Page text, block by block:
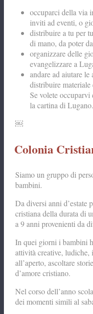
occuparci della via
inviti ad eventi, o
distribuire a tu per
di mano, da poter
organizzare delle
evangelizzare a
andare ad aiutare
distribuire
Se volete
la cartina di Lugano.
￼
Colonia
Siamo un gruppo di
bambini.
Da diversi anni d’estate
cristiana della durata di
a 9 anni provenienti da
In quei giorni i bambini
attività creative,
all’aperto, ascoltare
d’amore cristiano.
Nel corso dell’anno
dei momenti simili al